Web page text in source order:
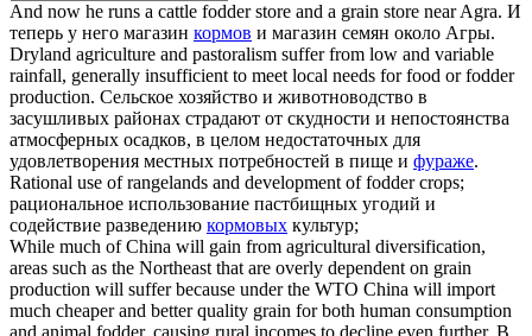
And now he runs a cattle fodderstore and a grain store near Agra. И
теперь у него магазин кормов и магазин семян около Агры.
Dryland agriculture and pastoralism suffer from low and variable
rainfall, generally insufficient to meet local needs for food orfodder
production. Сельское хозяйство и животноводство в
засушливых районах страдают от скудности и непостоянства
атмосферных осадков, в целом недостаточных для
удовлетворения местных потребностей в пище и фураже.
Rational use of rangelands and development offoddercrops;
рациональное использование пастбищных угодий и
содействие разведению кормовых культур;
While much of China will gain from agricultural diversification,
areas such as the Northeast that are overly dependent on grain
production will suffer because under the WTO China will import
much cheaper and better quality grain for both human consumption